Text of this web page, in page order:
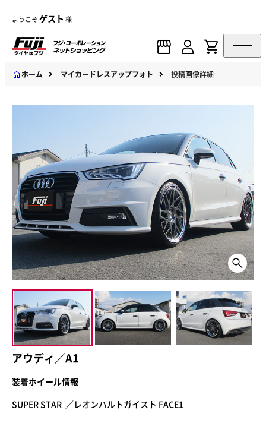
ようこそゲスト 様
ホーム マイカードレスアップフォト 投稿画像詳細
アウディ／A1
装着ホイール情報
SUPER STAR ／レオンハルトガイスト FACE1